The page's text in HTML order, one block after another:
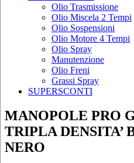
Olio Trasmissione
Olio Miscela 2 Tempi
Olio Sospensioni
Olio Motore 4 Tempi
Olio Spray
Manutenzione
Olio Freni
Grassi Spray
SUPERSCONTI
MANOPOLE PRO
TRIPLA DENSITA’
NERO